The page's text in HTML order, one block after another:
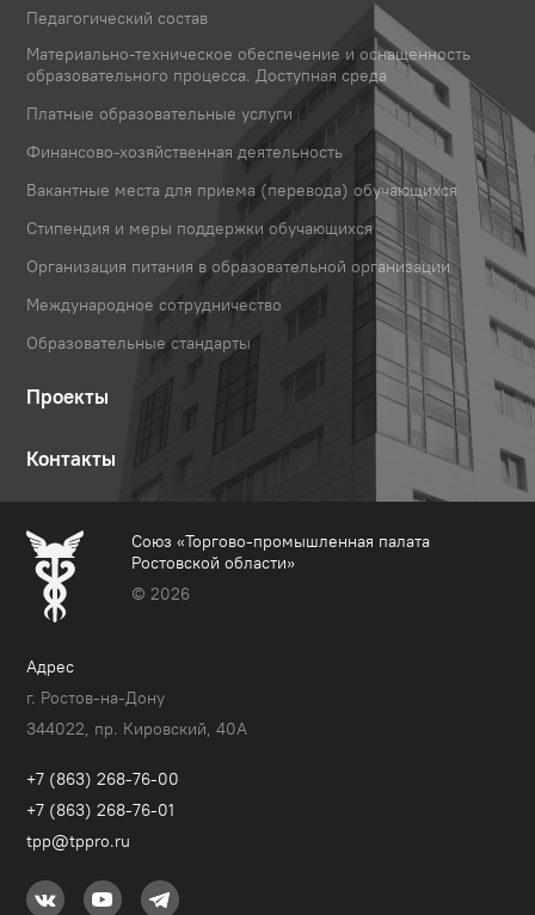
Педагогический состав
Материально-техническое обеспечение и оснащенность
образовательного процесса. Доступная среда
Платные образовательные услуги
Финансово-хозяйственная деятельность
Вакантные места для приема (перевода) обучающихся
Стипендия и меры поддержки обучающихся
Организация питания в образовательной организации
Международное сотрудничество
Образовательные стандарты
Проекты
Контакты
Союз «Торгово-промышленная палата
Ростовской области»
© 2026
Адрес
г. Ростов-на-Дону
344022, пр. Кировский, 40A
+7 (863) 268-76-00
+7 (863) 268-76-01
tpp@tppro.ru